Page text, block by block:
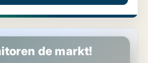
Limburg
de markt!